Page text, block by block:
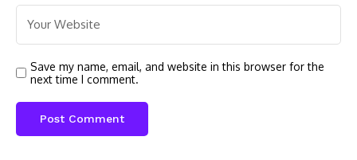
Save my name, email, and website in this browser for the
next time I comment.